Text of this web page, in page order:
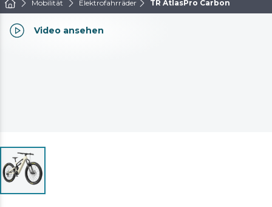
Mobilität Elektrofahrräder TR AtlasPro Carbon
Video ansehen